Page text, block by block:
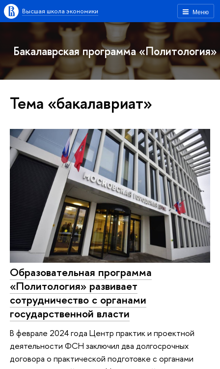
Меню
Высшая школа экономики
Бакалаврская программа «Политология»
Тема «бакалавриат»
Образовательная программа
«Политология» развивает
сотрудничество с органами
государственной власти
В феврале 2024 года Центр практик и проектной
деятельности ФСН заключил два долгосрочных
договора о практической подготовке с органами